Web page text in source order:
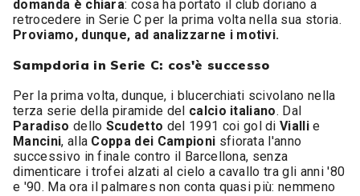
domanda è chiara: cosa ha portato il club doriano a
retrocedere in Serie C per la prima volta nella sua storia.
Proviamo, dunque, ad analizzarne i motivi.
Sampdoria in Serie C: cos'è successo
Per la prima volta, dunque, i blucerchiati scivolano nella
terza serie della piramide del calcio italiano. Dal
Paradiso dello Scudetto del 1991 coi gol diViallie
Mancini, alla Coppa dei Campioni sfiorata l'anno
successivo in finale contro il Barcellona, senza
dimenticare i trofei alzati al cielo a cavallo tra gli anni '80
e '90. Ma ora il palmares non conta quasi più: nemmeno